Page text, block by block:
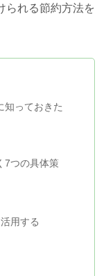
られる節約方法を
知っておきた
7つの具体策
用する